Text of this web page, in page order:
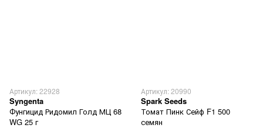
Артикул: 22928
Syngenta
Фунгицид Ридомил Голд МЦ 68
WG 25 г
Артикул: 20990
Spark Seeds
Томат Пинк Сейф F1 500
семян